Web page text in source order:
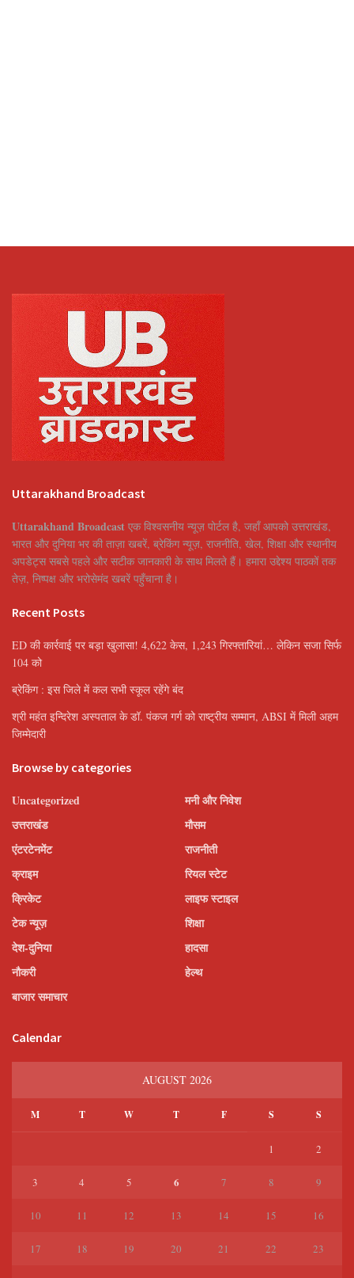
Uttarakhand Broadcast
Uttarakhand Broadcast एक विश्वसनीय न्यूज़ पोर्टल है, जहाँ आपको उत्तराखंड,
भारत और दुनिया भर की ताज़ा खबरें, ब्रेकिंग न्यूज़, राजनीति, खेल, शिक्षा और स्थानीय
अपडेट्स सबसे पहले और सटीक जानकारी के साथ मिलते हैं। हमारा उद्देश्य पाठकों तक
तेज़, निष्पक्ष और भरोसेमंद खबरें पहुँचाना है।
Recent Posts
ED की कार्रवाई पर बड़ा खुलासा! 4,622 केस, 1,243 गिरफ्तारियां… लेकिन सजा सिर्फ
104 को
ब्रेकिंग : इस जिले में कल सभी स्कूल रहेंगे बंद
श्री महंत इन्दिरेश अस्पताल के डॉ. पंकज गर्ग को राष्ट्रीय सम्मान, ABSI में मिली अहम
जिम्मेदारी
Browse by categories
Uncategorized
उत्तराखंड
एंटरटेनमेंट
क्राइम
क्रिकेट
टेक न्यूज़
देश-दुनिया
नौकरी
बाजार समाचार
मनी और निवेश
मौसम
राजनीती
रियल स्टेट
लाइफ स्टाइल
शिक्षा
हादसा
हेल्थ
Calendar
AUGUST 2026
M T W T F S S
1 2
3 4 5 6 7 8 9
10 11 12 13 14 15 16
17 18 19 20 21 22 23